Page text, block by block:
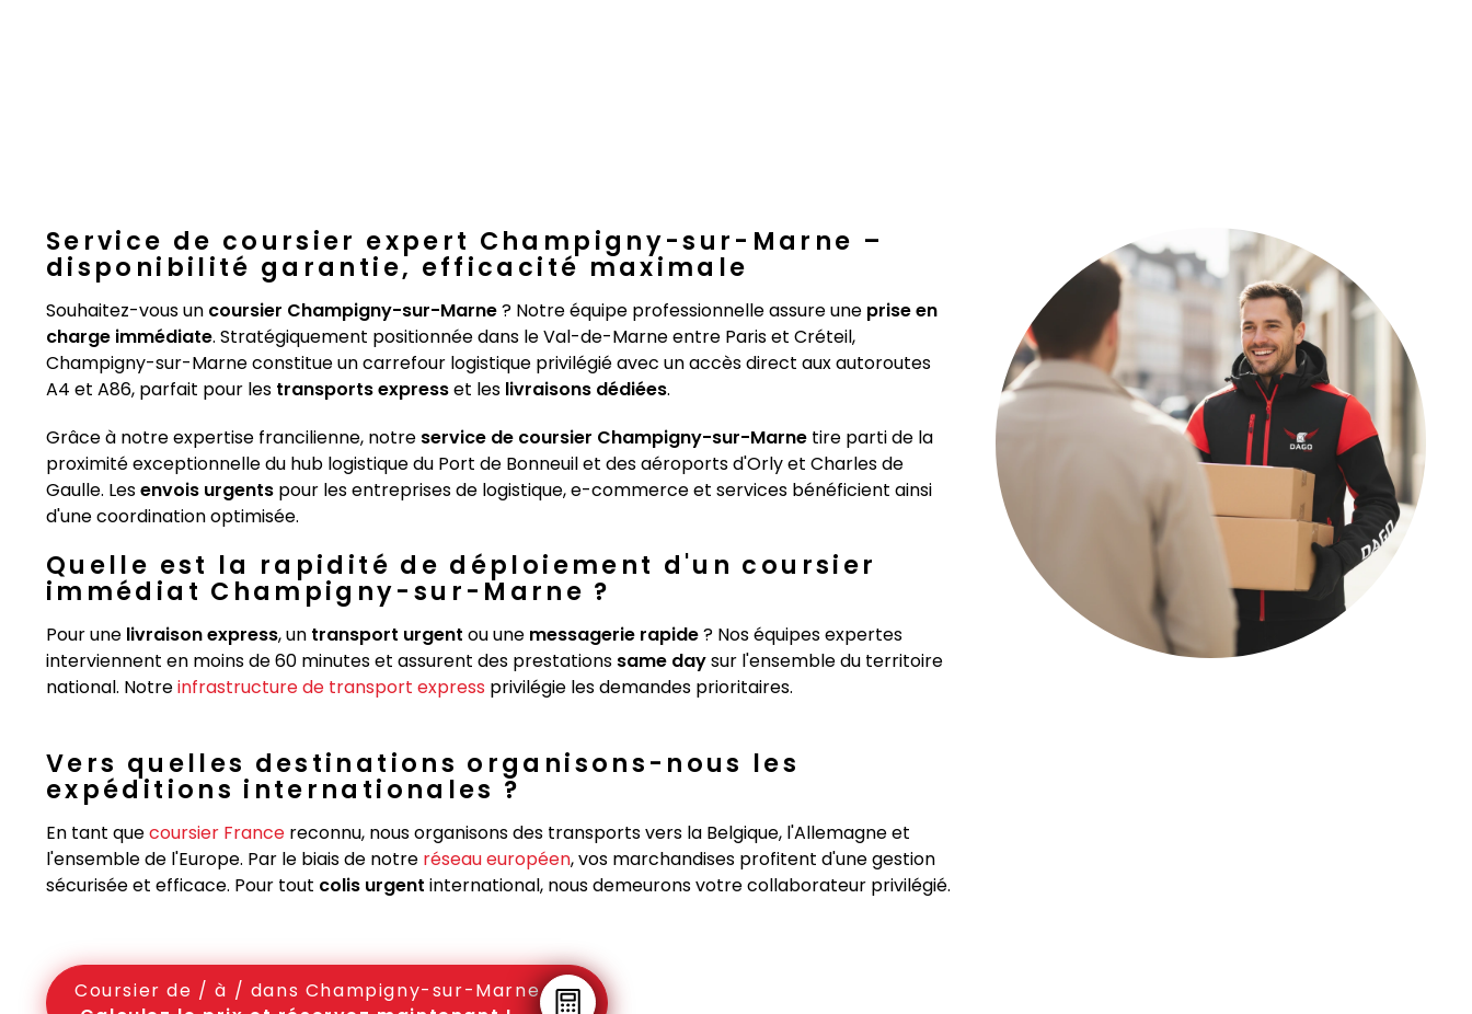
Service de coursier expert Champigny-sur-Marne –
disponibilité garantie, efficacité maximale
Souhaitez-vous un coursier Champigny-sur-Marne? Notre équipe professionnelle assure une prise en
charge immédiate. Stratégiquement positionnée dans le Val-de-Marne entre Paris et Créteil,
Champigny-sur-Marne constitue un carrefour logistique privilégié avec un accès direct aux autoroutes
A4 et A86, parfait pour les transports expresset les livraisons dédiées.
Grâce à notre expertise francilienne, notre service de coursier Champigny-sur-Marne tire parti de la
proximité exceptionnelle du hub logistique du Port de Bonneuil et des aéroports d'Orly et Charles de
Gaulle. Lesenvois urgents pour les entreprises de logistique, e-commerce et services bénéficient ainsi
d'une coordination optimisée.
Quelle est la rapidité de déploiement d'un coursier
immédiat Champigny-sur-Marne ?
Pour une livraison express, un transport urgent ou une messagerie rapide? Nos équipes expertes
interviennent en moins de 60 minutes et assurent des prestations same daysur l'ensemble du territoire
national. Notreinfrastructure de transport express privilégie les demandes prioritaires.
Vers quelles destinations organisons-nous les
expéditions internationales ?
En tant quecoursier France reconnu, nous organisons des transports vers la Belgique, l'Allemagne et
l'ensemble de l'Europe. Par le biais de notre réseau européen, vos marchandises profitent d'une gestion
sécurisée et efficace. Pour tout colis urgent international, nous demeurons votre collaborateur privilégié.
Coursier de / à / dans Champigny-sur-Marne